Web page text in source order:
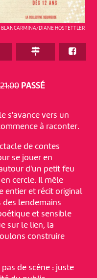
PASSÉ
BLANCARMINA/DIANE HOSTETTLER
s'avance vers un
à raconter.
de contes
se jouer en
d'un petit feu
cercle. Il mêle
entier et récit original
lendemains
et sensible
sur le lien, la
construire
de scène : juste